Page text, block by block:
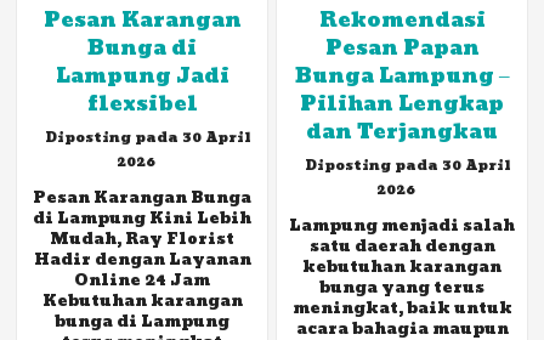
Pesan Karangan
Bunga di
Lampung Jadi
flexsibel
Diposting pada 30 April
2026
Pesan Karangan Bunga
di Lampung Kini Lebih
Mudah, Ray Florist
Hadir dengan Layanan
Online 24 Jam
Kebutuhan karangan
bunga di Lampung
Rekomendasi
Pesan Papan
Bunga Lampung –
Pilihan Lengkap
dan Terjangkau
Diposting pada 30 April
2026
Lampung menjadi salah
satu daerah dengan
kebutuhan karangan
bunga yang terus
meningkat, baik untuk
acara bahagia maupun